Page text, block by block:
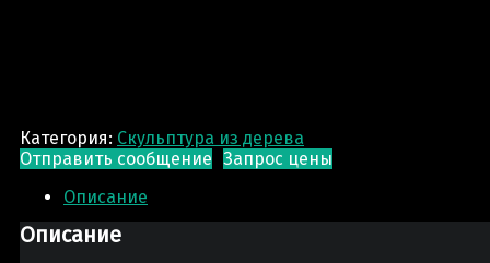
Категория: Скульптура из деревa
Отправить сообщение Запрос цены
Описание
Описание